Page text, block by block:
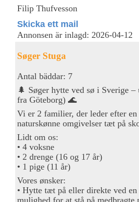
Filip Thufvesson
Skicka ett mail
Annonsen är inlagd: 2026-04-12
Søger Stuga
Antal bäddar: 7
🌲 Søger hytte ved sø i Sverige
fra Göteborg) 🌊
Vi er 2 familier, der leder efter
naturskønne omgivelser tæt på
Lidt om os:
• 4 voksne
• 2 drenge (16 og 17 år)
• 1 pige (11 år)
Vores ønsker:
• Hytte tæt på eller direkte ved
mulighed for at stå på medbragte